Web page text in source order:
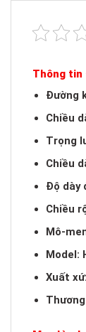
Thông tin
Đường
Chiều
Trọng
Chiều
Độ dày
Chiều
Mô-
Model:
Xuất
Thương